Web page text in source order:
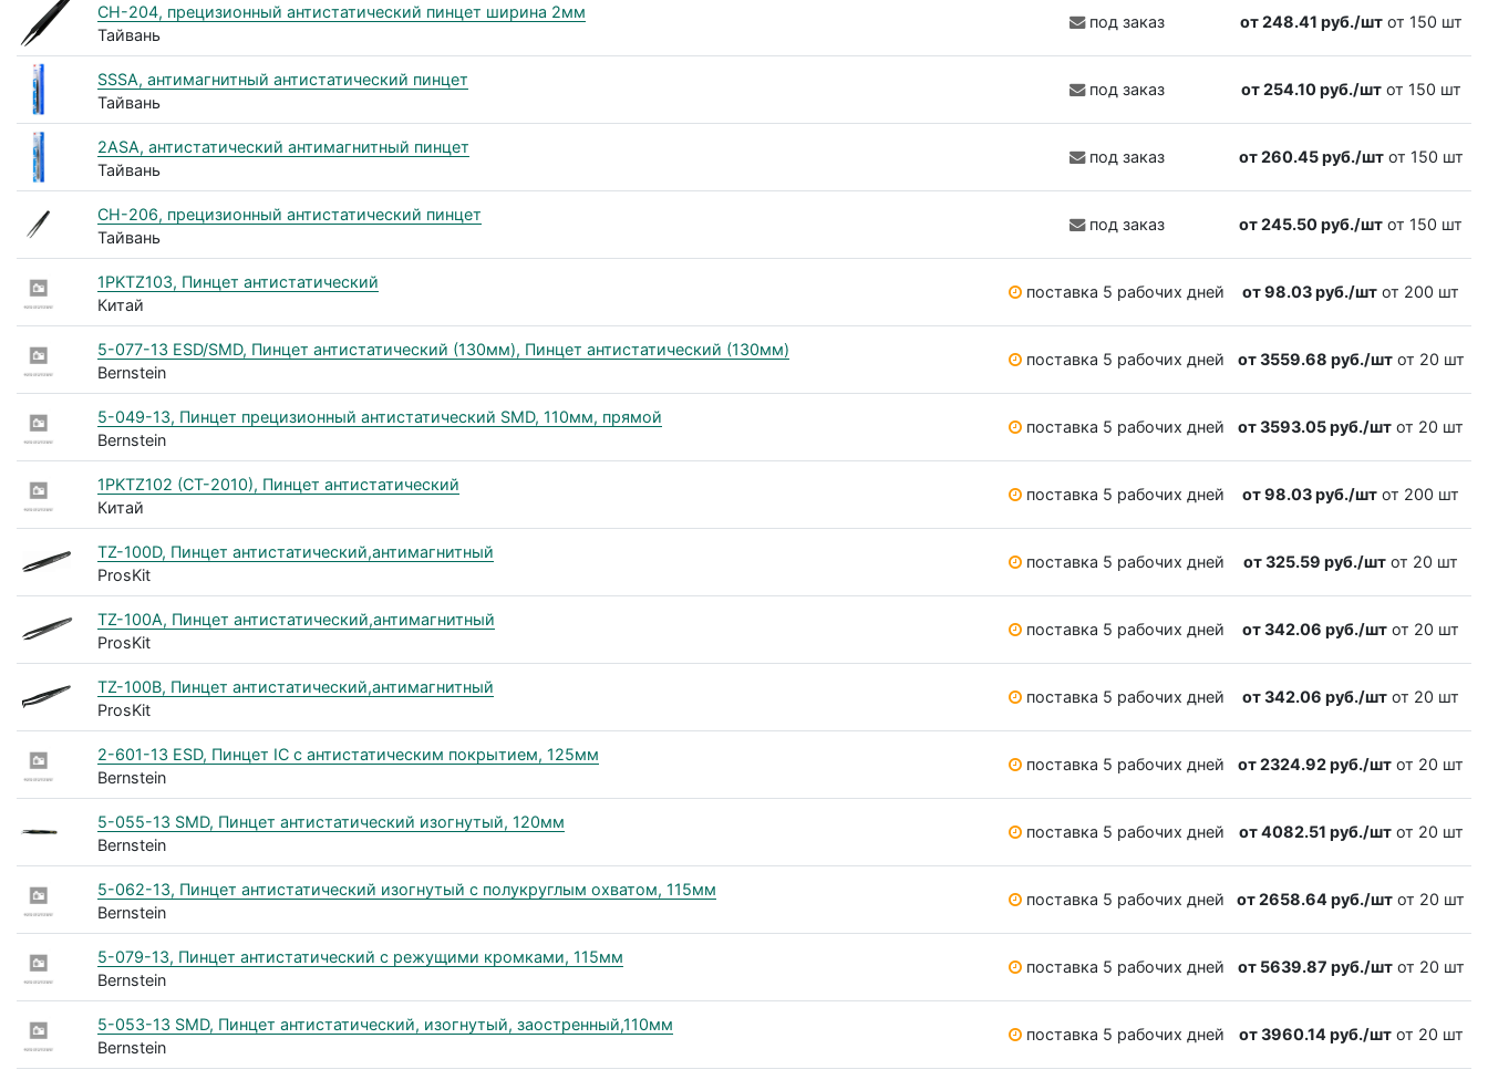
CH-204, прецизионный антистатический пинцет ширина 2мм
Тайвань
под заказ от 248.41 руб./штот 150 шт
SSSA, антимагнитный антистатический пинцет
Тайвань
под заказ от 254.10 руб./штот 150 шт
2ASA, антистатический антимагнитный пинцет
Тайвань
под заказ от 260.45 руб./штот 150 шт
CH-206, прецизионный антистатический пинцет
Тайвань
под заказ от 245.50 руб./шт от 150 шт
1PKTZ103, Пинцет антистатический
Китай
поставка 5 рабочих дней от 98.03 руб./шт от 200 шт
5-077-13 ESD/SMD, Пинцет антистатический (130мм), Пинцет антистатический (130мм)
Bernstein
поставка 5 рабочих дней от 3559.68 руб./штот 20 шт
5-049-13, Пинцет прецизионный антистатический SMD, 110мм, прямой
Bernstein
поставка 5 рабочих дней от 3593.05 руб./шт от 20 шт
1PKTZ102 (CT-2010), Пинцет антистатический
Китай
поставка 5 рабочих дней от 98.03 руб./шт от 200 шт
TZ-100D, Пинцет антистатический,антимагнитный
ProsKit
поставка 5 рабочих дней от 325.59 руб./шт от 20 шт
TZ-100A, Пинцет антистатический,антимагнитный
ProsKit
поставка 5 рабочих дней от 342.06 руб./шт от 20 шт
TZ-100B, Пинцет антистатический,антимагнитный
ProsKit
поставка 5 рабочих дней от 342.06 руб./шт от 20 шт
2-601-13 ESD, Пинцет IC с антистатическим покрытием, 125мм
Bernstein
поставка 5 рабочих дней от 2324.92 руб./шт от 20 шт
5-055-13 SMD, Пинцет антистатический изогнутый, 120мм
Bernstein
поставка 5 рабочих дней от 4082.51 руб./штот 20 шт
5-062-13, Пинцет антистатический изогнутый с полукруглым охватом, 115мм
Bernstein
поставка 5 рабочих дней от 2658.64 руб./шт от 20 шт
5-079-13, Пинцет антистатический с режущими кромками, 115мм
Bernstein
поставка 5 рабочих дней от 5639.87 руб./штот 20 шт
5-053-13 SMD, Пинцет антистатический, изогнутый, заостренный,110мм
Bernstein
поставка 5 рабочих дней от 3960.14 руб./штот 20 шт